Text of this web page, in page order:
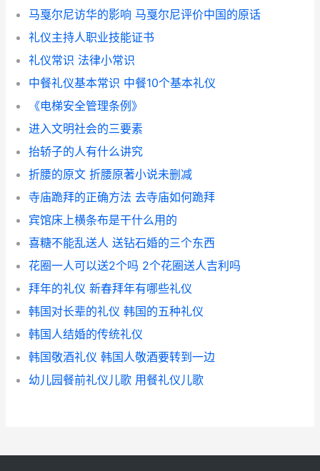
马戛尔尼访华的影响 马戛尔尼评价中国的原话
礼仪主持人职业技能证书
礼仪常识 法律小常识
中餐礼仪基本常识 中餐10个基本礼仪
《电梯安全管理条例》
进入文明社会的三要素
抬轿子的人有什么讲究
折腰的原文 折腰原著小说未删减
寺庙跪拜的正确方法 去寺庙如何跪拜
宾馆床上横条布是干什么用的
喜糖不能乱送人 送钻石婚的三个东西
花圈一人可以送2个吗 2个花圈送人吉利吗
拜年的礼仪 新春拜年有哪些礼仪
韩国对长辈的礼仪 韩国的五种礼仪
韩国人结婚的传统礼仪
韩国敬酒礼仪 韩国人敬酒要转到一边
幼儿园餐前礼仪儿歌 用餐礼仪儿歌